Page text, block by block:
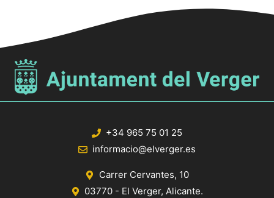
+34 965 75 01 25
informacio@elverger.es
Carrer Cervantes, 10
03770 - El Verger, Alicante.